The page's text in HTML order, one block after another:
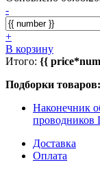
-
+
В корзину
Итого: {{
Подборки товаров:
Наконечник
Доставка
Оплата